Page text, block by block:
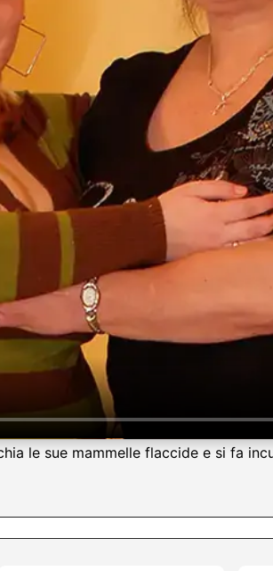
le sue mammelle flaccide e si fa